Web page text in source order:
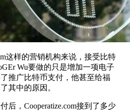
样的营销机构来说，接受比特
Wu要做的只是增加一项电子
推广比特币支付，他甚至给福
其中的原因。
，Cooperatize.com接到了多少